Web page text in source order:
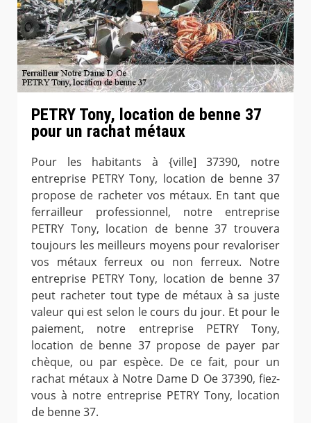
PETRY Tony, location de benne 37
pour un rachat métaux
Pour les habitants à {ville] 37390, notre
entreprise PETRY Tony, location de benne 37
propose de racheter vos métaux. En tant que
ferrailleur professionnel, notre entreprise
PETRY Tony, location de benne 37 trouvera
toujours les meilleurs moyens pour revaloriser
vos métaux ferreux ou non ferreux. Notre
entreprise PETRY Tony, location de benne 37
peut racheter tout type de métaux à sa juste
valeur qui est selon le cours du jour. Et pour le
paiement, notre entreprise PETRY Tony,
location de benne 37 propose de payer par
chèque, ou par espèce. De ce fait, pour un
rachat métaux à Notre Dame D Oe 37390, fiez-
vous à notre entreprise PETRY Tony, location
de benne 37.